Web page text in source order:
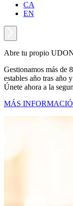
CA
EN
Abre tu propio
Gestionamos más de
estables año tras año
Únete ahora a la
MÁS